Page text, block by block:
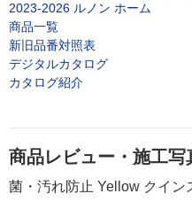
2023-2026 ルノン ホーム
商品一覧
新旧品番対照表
デジタルカタログ
カタログ紹介
商品レビュー・施工写
菌・汚れ防止 Yellow クイン